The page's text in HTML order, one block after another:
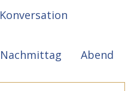
Konversation
Nachmittag Abend